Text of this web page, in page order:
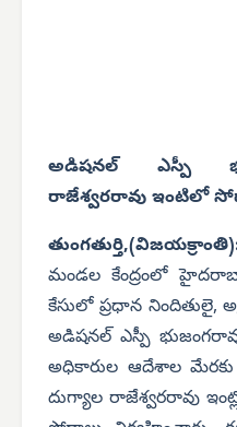
అడిషనల్ ఎస్పీ
రాజేశ్వరరావు ఇంటిలో
మండల కేంద్రంలో
కేసులో ప్రధాన నిందితులై,
అడిషనల్ ఎస్పీ
అధికారుల ఆదేశాల
దుగ్యాల రాజేశ్వరరావు